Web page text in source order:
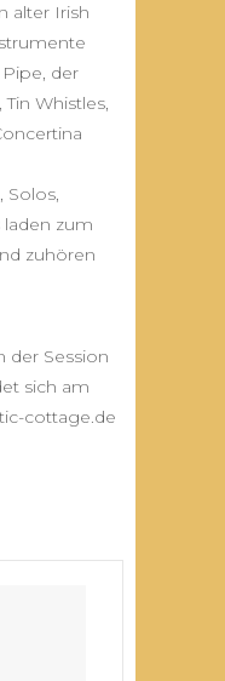
alter Irish
der
Whistles,
Solos,
laden zum
zuhören
der Session
sich am
cottage.de